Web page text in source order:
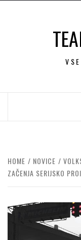
HOME NOVICE
ZAČENJA SERIJSKO